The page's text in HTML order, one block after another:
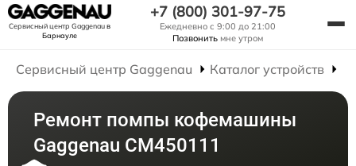
Сервисный центр Gaggenauв
Барнауле
+7 (800) 301-97-75
Ежедневно с 9:00 до 21:00
Позвонить мне утром
Сервисный центр Gaggenau Каталог устройств
Ремонт помпы кофемашины
Gaggenau CM450111